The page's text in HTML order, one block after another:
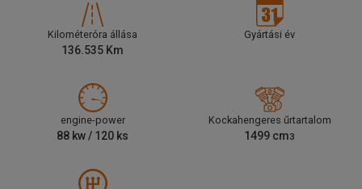
Kilométeróra állása
136.535 Km
Gyártási év
engine-power
88 kw / 120 ks
Kockahengeres űrtartalom
1499 cm3